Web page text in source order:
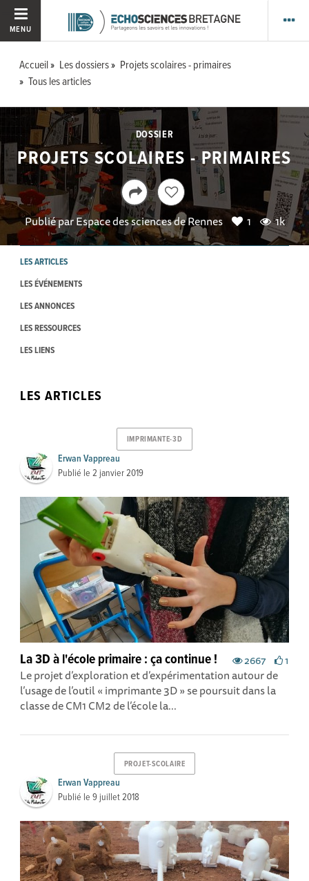
MENU
Accueil Les dossiers
Projets scolaires - primaires
Tous les articles
DOSSIER
PROJETS SCOLAIRES - PRIMAIRES
Publié parEspace des sciences de Rennes 1 1k
LES ARTICLES
LES ÉVÉNEMENTS
LES ANNONCES
LES RESSOURCES
LES LIENS
LES ARTICLES
IMPRIMANTE-3D
Erwan Vappreau
Publié le 2 janvier 2019
2667 1
La 3D à l'école primaire : ça continue !
Le projet d’exploration et d’expérimentation autour de
l’usage de l’outil « imprimante 3D » se poursuit dans la
classe de CM1 CM2 de l’école la...
PROJET-SCOLAIRE
Erwan Vappreau
Publié le 9 juillet 2018